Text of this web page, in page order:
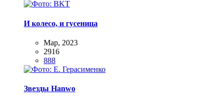
И колесо, и гусеница
Мар, 2023
2916
888
Звезды Hanwo